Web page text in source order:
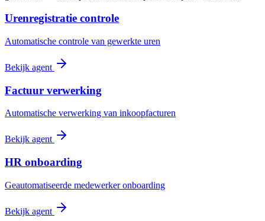
Urenregistratie controle
Automatische controle van gewerkte uren
Bekijk agent
Factuur verwerking
Automatische verwerking van inkoopfacturen
Bekijk agent
HR onboarding
Geautomatiseerde medewerker onboarding
Bekijk agent